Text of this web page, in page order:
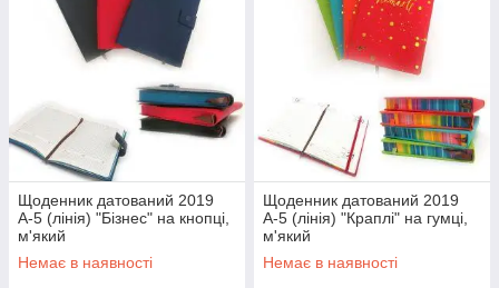
Щоденник датований 2019
А-5 (лінія) "Бізнес" на кнопці,
м'який
Немає в наявності
Щоденник датований 2019
А-5 (лінія) "Краплі" на гумці,
м'який
Немає в наявності